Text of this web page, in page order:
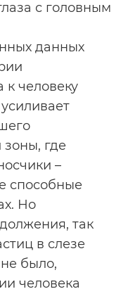
с головным
данных
к человеку
где
–
способные
Но
так
в слезе
было,
человека